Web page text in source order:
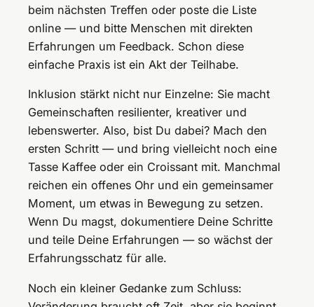
beim nächsten Treffen oder poste die Liste
online — und bitte Menschen mit direkten
Erfahrungen um Feedback. Schon diese
einfache Praxis ist ein Akt der Teilhabe.
Inklusion stärkt nicht nur Einzelne: Sie macht
Gemeinschaften resilienter, kreativer und
lebenswerter. Also, bist Du dabei? Mach den
ersten Schritt — und bring vielleicht noch eine
Tasse Kaffee oder ein Croissant mit. Manchmal
reichen ein offenes Ohr und ein gemeinsamer
Moment, um etwas in Bewegung zu setzen.
Wenn Du magst, dokumentiere Deine Schritte
und teile Deine Erfahrungen — so wächst der
Erfahrungsschatz für alle.
Noch ein kleiner Gedanke zum Schluss: